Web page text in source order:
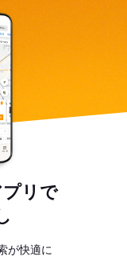
リで
が快適に